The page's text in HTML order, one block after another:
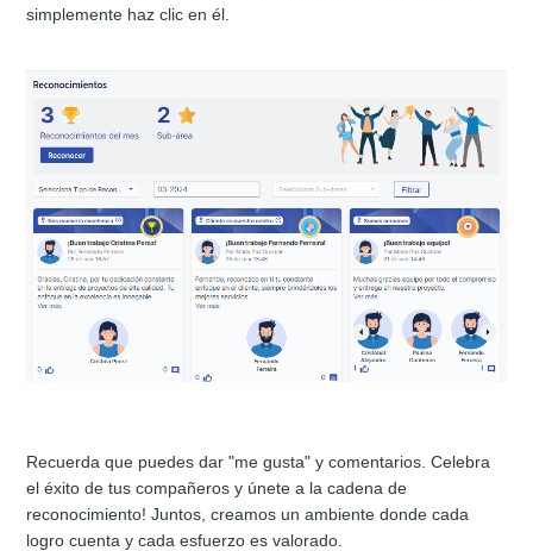
simplemente haz clic en él.
Recuerda que puedes dar "me gusta" y comentarios. Celebra
el éxito de tus compañeros y únete a la cadena de
reconocimiento! Juntos, creamos un ambiente donde cada
logro cuenta y cada esfuerzo es valorado.